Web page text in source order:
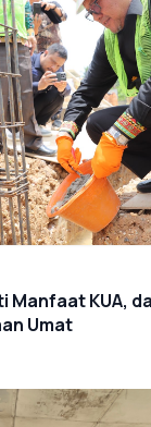
Manfaat KUA,
Umat